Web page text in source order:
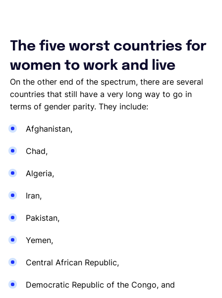
The five worst countries for
women to work and live
On the other end of the spectrum, there are several
countries that still have a very long way to go in
terms of gender parity. They include:
Afghanistan,
Chad,
Algeria,
Iran,
Pakistan,
Yemen,
Central African Republic,
Democratic Republic of the Congo, and